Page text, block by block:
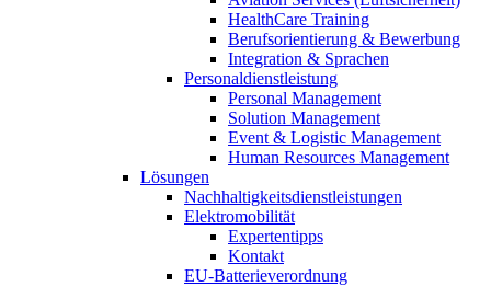
HealthCare Training
Berufsorientierung & Bewerbung
Integration & Sprachen
Personaldienstleistung
Personal Management
Solution Management
Event & Logistic Management
Human Resources Management
Lösungen
Nachhaltigkeitsdienstleistungen
Elektromobilität
Expertentipps
Kontakt
EU-Batterieverordnung